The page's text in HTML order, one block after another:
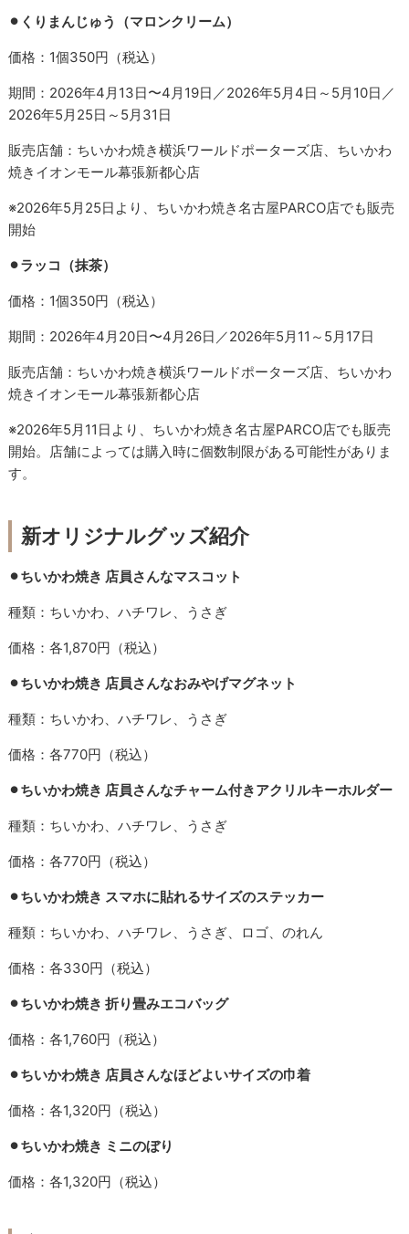
⚫︎くりまんじゅう（マロンクリーム）
価格：1個350円（税込）
期間：2026年4月13日〜4月19日／2026年5月4日～5月10日／
2026年5月25日～5月31日
販売店舗：ちいかわ焼き横浜ワールドポーターズ店、ちいかわ
焼きイオンモール幕張新都心店
※2026年5月25日より、ちいかわ焼き名古屋PARCO店でも販売
開始
⚫︎ラッコ（抹茶）
価格：1個350円（税込）
期間：2026年4月20日〜4月26日／2026年5月11～5月17日
販売店舗：ちいかわ焼き横浜ワールドポーターズ店、ちいかわ
焼きイオンモール幕張新都心店
※2026年5月11日より、ちいかわ焼き名古屋PARCO店でも販売
開始。店舗によっては購入時に個数制限がある可能性がありま
す。
新オリジナルグッズ紹介
⚫︎ちいかわ焼き 店員さんなマスコット
種類：ちいかわ、ハチワレ、うさぎ
価格：各1,870円（税込）
⚫︎ちいかわ焼き 店員さんなおみやげマグネット
種類：ちいかわ、ハチワレ、うさぎ
価格：各770円（税込）
⚫︎ちいかわ焼き 店員さんなチャーム付きアクリルキーホルダー
種類：ちいかわ、ハチワレ、うさぎ
価格：各770円（税込）
⚫︎ちいかわ焼き スマホに貼れるサイズのステッカー
種類：ちいかわ、ハチワレ、うさぎ、ロゴ、のれん
価格：各330円（税込）
⚫︎ちいかわ焼き 折り畳みエコバッグ
価格：各1,760円（税込）
⚫︎ちいかわ焼き 店員さんなほどよいサイズの巾着
価格：各1,320円（税込）
⚫︎ちいかわ焼き ミニのぼり
価格：各1,320円（税込）